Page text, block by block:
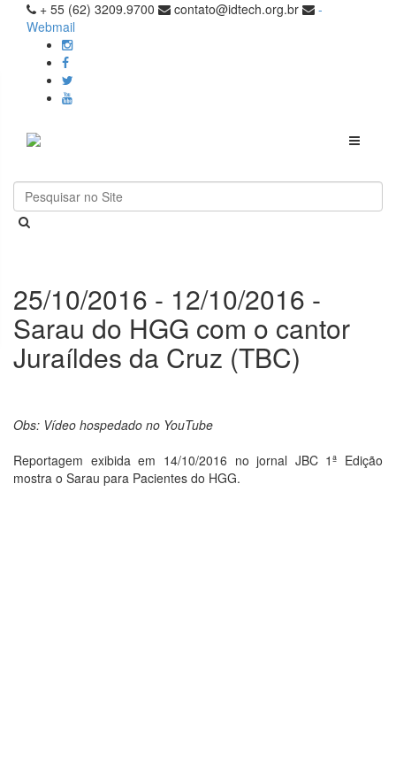
+ 55 (62) 3209.9700 contato@idtech.org.br
-
Webmail
Toggle
25/10/2016 - 12/10/2016 -
Sarau do HGG com o cantor
Juraíldes da Cruz (TBC)
Obs: Vídeo hospedado no YouTube
Reportagem exibida em 14/10/2016 no jornal JBC 1ª Edição
mostra o Sarau para Pacientes do HGG.